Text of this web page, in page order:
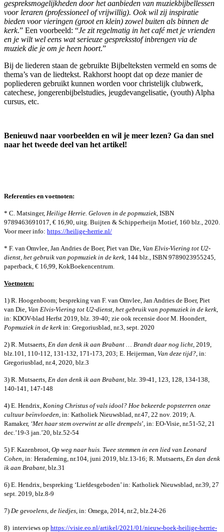
gespreksmogelijkheden door het aanbieden van muziekbijbellessen
voor leraren (professioneel of vrijwillig). Ook wil zij inspiratie
bieden voor vieringen (groot en klein) zowel buiten als binnen de
kerk.” Een voorbeeld: “Je zit regelmatig in het café met je vrienden
en je wilt wel eens wat serieuze gespreksstof inbrengen via de
muziek die je om je heen hoort.”
Bij de liederen staan de gebruikte Bijbelteksten vermeld en soms de
thema’s van de liedtekst. Rakhorst hoopt dat op deze manier de
popliederen gebruikt kunnen worden voor christelijk clubwerk,
catechese, jongerenbijbelstudies, jeugdevangelisatie, (youth) Alpha
cursus, etc.
Benieuwd naar voorbeelden en wil je meer lezen? Ga dan snel
naar het tweede deel van het artikel!
Referenties en voetnoten:
* C. Matsinger, Heilige Herrie. Geloven in de popmuziek , ISBN
9789463691017, € 16,90, uitg. Buijten & Schipperheijn Motief, 160 blz., 2020.
Voor meer info: https://heilige-herrie.nl/
* F. van Omvlee, Jan Andries de Boer, Piet van Die, Van Elvis-Viering tot U2-
dienst, het gebruik van popmuziek in de kerk , 144 blz., ISBN 9789023955245,
paperback, € 16,99, KokBoekencentrum.
Voetnoten:
1) R. Hoogenboom; bespreking van F. van Omvlee, Jan Andries de Boer, Piet
van Die, Van Elvis-Viering tot U2-dienst, het gebruik van popmuziek in de kerk
in: KDOV-blad Herfst 2019, blz. 39-40; zie ook recensie door M. Hoondert,
Popmuziek in de kerk in: Gregoriusblad, nr.3, sept. 2020
2) R. Mutsaerts, En dan denk ik aan Brabant … Brandt daar nog licht , 2019,
blz.101, 110-112, 131-132, 171-173, 203; E. Heijerman, Van deze tijd? , in:
Gregoriusblad, nr.4, 2020, blz.3
3) R. Mutsaerts, En dan denk ik aan Brabant, blz. 39-41, 123, 128, 134-138,
140-141, 147-148
4) E. Hendrix, Koning Christus of vals idool? Hoe bekeerde popsterren onze
cultuur beïnvloeden , in: Katholiek Nieuwsblad, nr.47, 22 nov. 2019; A.
Ramaker, ‘Met haar stem overwint ze alle drempels’, in: EO-Visie, nr.51-52, 21
dec.’19-3 jan.’20, blz.52-54
5) F. Kazenbroot, Op weg naar huis. Twee stemmen in een lied van Leonard
Cohen , in: Herademing, nr.104, juni 2019, blz.13-16; R. Mutsaerts, En dan denk
ik aan Brabant, blz.31
6) E. Hendrix, bespreking ‘Liefdesgeboden’ in: Katholiek Nieuwsblad, nr.39, 27
sept. 2019, blz.8-9
7) De gevoelens, de liedjes , in: Omega, 2014, nr.2, blz.24-26
8) interviews op https://visie.eo.nl/artikel/2021/01/nieuw-boek-heilige-herrie-